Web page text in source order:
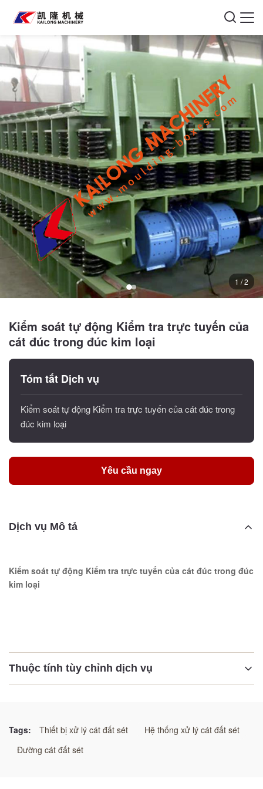
1 / 2
Kiểm soát tự động Kiểm tra trực tuyến của
cát đúc trong đúc kim loại
Tóm tắt Dịch vụ
Kiểm soát tự động Kiểm tra trực tuyến của cát đúc trong
đúc kim loại
Yêu cầu ngay
Dịch vụ Mô tả
Kiểm soát tự động Kiểm tra trực tuyến của cát đúc trong đúc
kim loại
Thuộc tính tùy chỉnh dịch vụ
Kiểm tra trực tuyến của cát đúc tự động,
Tags: Thiết bị xử lý cát đất sét
Hệ thống xử lý cát đất sét
Đường cát đất sét